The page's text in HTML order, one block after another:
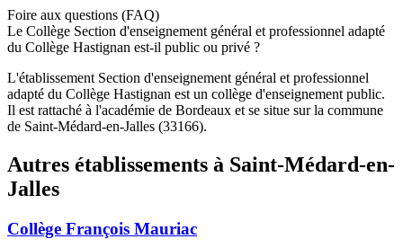
Foire aux questions (FAQ)
Le Collège Section d'enseignement général et professionnel adapté
du Collège Hastignan est-il public ou privé ?
L'établissement Section d'enseignement général et professionnel
adapté du Collège Hastignan est un collège d'enseignement public.
Il est rattaché à l'académie de Bordeaux et se situe sur la commune
de Saint-Médard-en-Jalles (33166).
Autres établissements à Saint-Médard-en-
Jalles
Collège François Mauriac